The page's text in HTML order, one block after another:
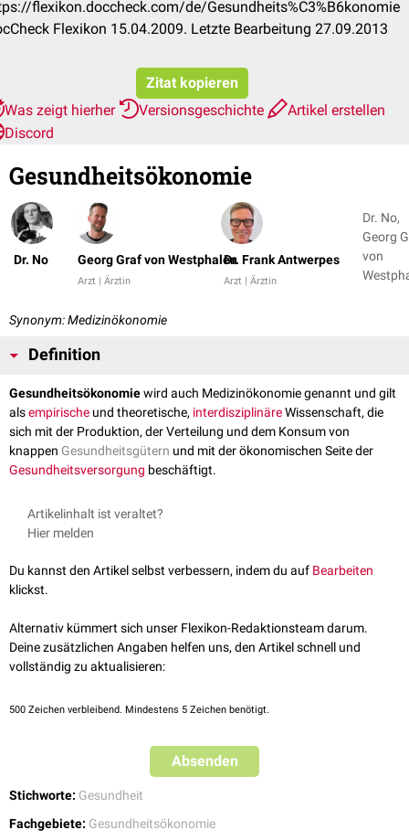
flexikon.doccheck.com/de/Gesundheits%C3%B6konomie
Flexikon 15.04.2009. Letzte Bearbeitung 27.09.2013
Zitat kopieren
Was zeigt hierher
Versionsgeschichte
Artikel erstellen
Discord
Gesundheitsökonomie
Dr. No Georg Graf von Westphalen
Arzt | Ärztin
Dr. Frank Antwerpes
Arzt | Ärztin
Dr. No,
Georg
von
Synonym: Medizinökonomie
Definition
Gesundheitsökonomiewird auch Medizinökonomie genannt und gilt
alsempirische und theoretische, interdisziplinäreWissenschaft, die
sich mit der Produktion, der Verteilung und dem Konsum von
knappen Gesundheitsgütern und mit der ökonomischen Seite der
Gesundheitsversorgung beschäftigt.
Artikelinhalt ist veraltet?
Hier melden
Du kannst den Artikel selbst verbessern, indem du auf Bearbeiten
klickst.
Alternativ kümmert sich unser Flexikon-Redaktionsteam darum.
Deine zusätzlichen Angaben helfen uns, den Artikel schnell und
vollständig zu aktualisieren:
500 Zeichen verbleibend. Mindestens 5 Zeichen benötigt.
Absenden
Stichworte: Gesundheit
Fachgebiete: Gesundheitsökonomie